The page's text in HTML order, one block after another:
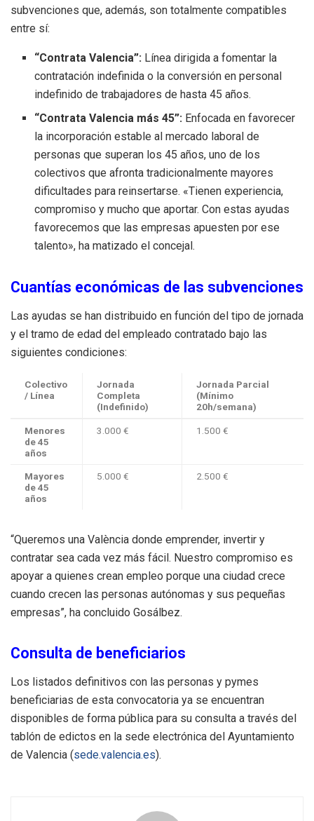
subvenciones que, además, son totalmente compatibles
entre sí:
“Contrata Valencia”: Línea dirigida a fomentar la
contratación indefinida o la conversión en personal
indefinido de trabajadores de hasta 45 años.
“Contrata Valencia más 45”: Enfocada en favorecer
la incorporación estable al mercado laboral de
personas que superan los 45 años, uno de los
colectivos que afronta tradicionalmente mayores
dificultades para reinsertarse. «Tienen experiencia,
compromiso y mucho que aportar. Con estas ayudas
favorecemos que las empresas apuesten por ese
talento», ha matizado el concejal.
Cuantías económicas de las subvenciones
Las ayudas se han distribuido en función del tipo de jornada
y el tramo de edad del empleado contratado bajo las
siguientes condiciones:
Colectivo
/ Línea
Jornada
Completa
(Indefinido)
Jornada Parcial
(Mínimo
20h/semana)
Menores
de 45
años
3.000 € 1.500 €
Mayores
de 45
años
5.000 € 2.500 €
“Queremos una València donde emprender, invertir y
contratar sea cada vez más fácil. Nuestro compromiso es
apoyar a quienes crean empleo porque una ciudad crece
cuando crecen las personas autónomas y sus pequeñas
empresas”, ha concluido Gosálbez.
Consulta de beneficiarios
Los listados definitivos con las personas y pymes
beneficiarias de esta convocatoria ya se encuentran
disponibles de forma pública para su consulta a través del
tablón de edictos en la sede electrónica del Ayuntamiento
de Valencia (sede.valencia.es).